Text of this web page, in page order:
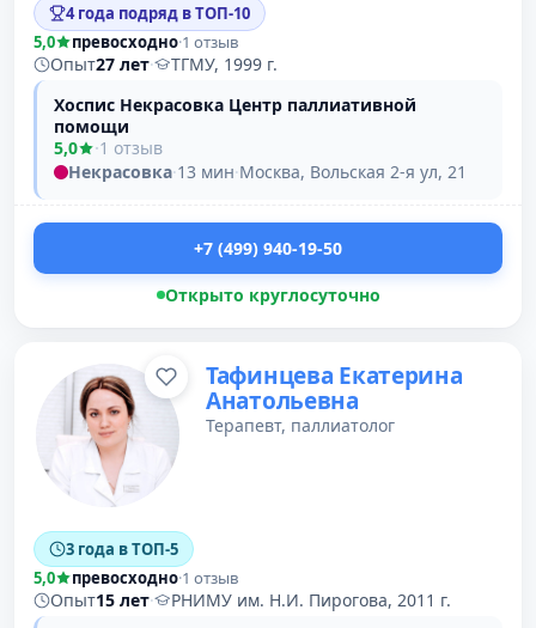
4 года подряд в ТОП-10
5,0
превосходно·1 отзыв
Опыт27 лет·
ТГМУ, 1999 г.
Хоспис Некрасовка Центр паллиативной
помощи
5,0
·1 отзыв
Некрасовка·13 мин·Москва, Вольская 2-я ул, 21
+7 (499) 940-19-50
Открыто круглосуточно
Тафинцева Екатерина
Анатольевна
Терапевт, паллиатолог
3 года в ТОП-5
5,0
превосходно·1 отзыв
Опыт15 лет·
РНИМУ им. Н.И. Пирогова, 2011 г.